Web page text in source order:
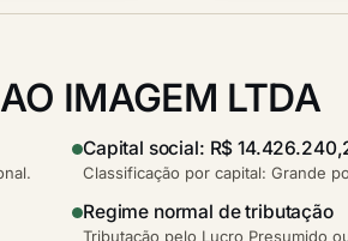
IMAGEM LTDA
Capital social: R$
Classificação por capital: Grande
Regime normal de tributação
Tributação pelo Lucro Presumido